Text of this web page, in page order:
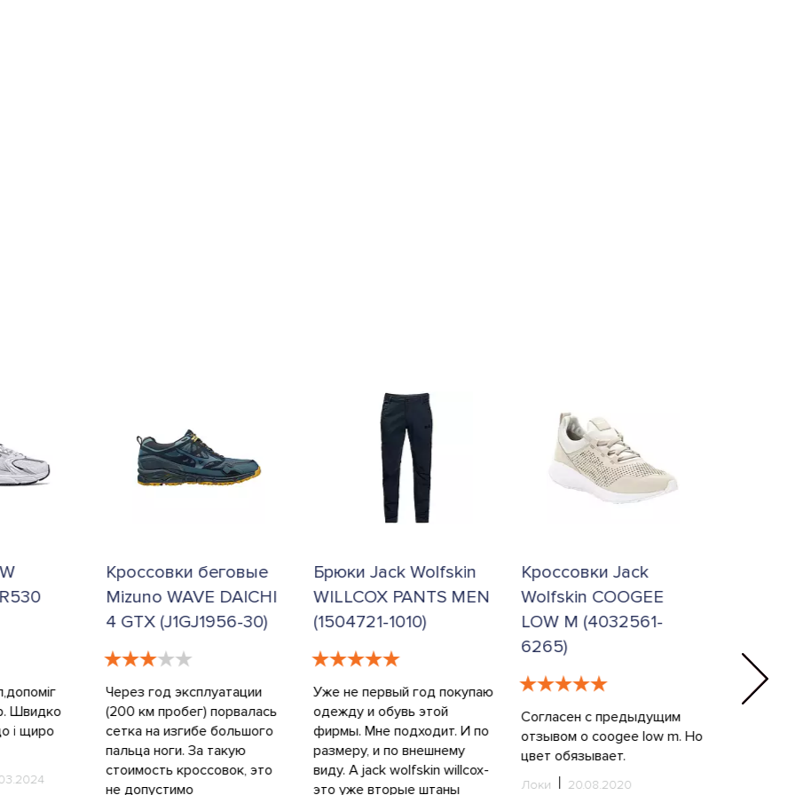
Швидко
і щиро
Кроссовки беговые
Mizuno WAVE DAICHI
4 GTX (J1GJ1956-30)
Через год эксплуатации
(200 км пробег) порвалась
сетка на изгибе большого
пальца ноги. За такую
стоимость кроссовок, это
не допустимо
Брюки Jack Wolfskin
WILLCOX PANTS MEN
(1504721-1010)
Уже не первый год покупаю
одежду и обувь этой
фирмы. Мне подходит. И по
размеру, и по внешнему
виду. А jack wolfskin willcox-
это уже вторые штаны
Кроссовки Jack
Wolfskin COOGEE
LOW M (4032561-
6265)
Согласен с предыдущим
отзывом о coogee low m. Но
цвет обязывает.
Локи 20.08.2020